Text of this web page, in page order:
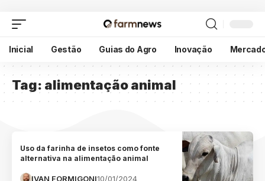
Inicial Gestão Guias do Agro Inovação
Tag: alimentação animal
Uso da farinha de insetos como fonte
alternativa na alimentação animal
IVAN FORMIGONI10/01/2024